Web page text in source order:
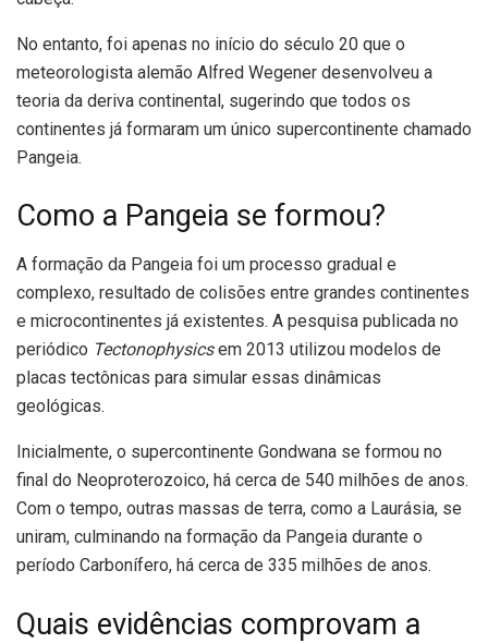
No entanto, foi apenas no início do século 20 que o
meteorologista alemão Alfred Wegener desenvolveu a
teoria da deriva continental, sugerindo que todos os
continentes já formaram um único supercontinente chamado
Pangeia.
Como a Pangeia se formou?
A formação da Pangeia foi um processo gradual e
complexo, resultado de colisões entre grandes continentes
e microcontinentes já existentes. A pesquisa publicada no
periódico Tectonophysicsem 2013 utilizou modelos de
placas tectônicas para simular essas dinâmicas
geológicas.
Inicialmente, o supercontinente Gondwana se formou no
final do Neoproterozoico, há cerca de 540 milhões de anos.
Com o tempo, outras massas de terra, como a Laurásia, se
uniram, culminando na formação da Pangeia durante o
período Carbonífero, há cerca de 335 milhões de anos.
Quais evidências comprovam a